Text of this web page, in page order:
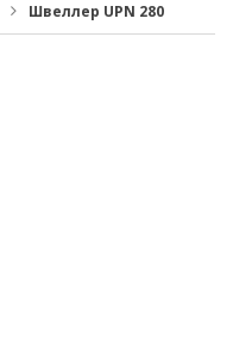
Швеллер UPN 280